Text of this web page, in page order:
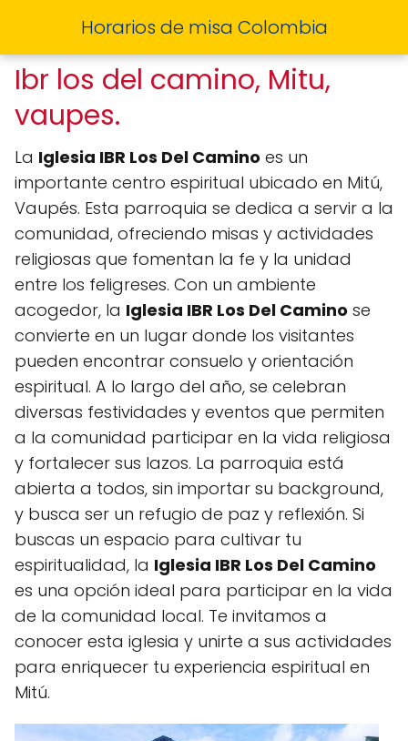
Horarios de misa Colombia
Ibr los del camino, Mitu,
vaupes.
La Iglesia IBR Los Del Camino es un
importante centro espiritual ubicado en Mitú,
Vaupés. Esta parroquia se dedica a servir a la
comunidad, ofreciendo misas y actividades
religiosas que fomentan la fe y la unidad
entre los feligreses. Con un ambiente
acogedor, la Iglesia IBR Los Del Camino se
convierte en un lugar donde los visitantes
pueden encontrar consuelo y orientación
espiritual. A lo largo del año, se celebran
diversas festividades y eventos que permiten
a la comunidad participar en la vida religiosa
y fortalecer sus lazos. La parroquia está
abierta a todos, sin importar su background,
y busca ser un refugio de paz y reflexión. Si
buscas un espacio para cultivar tu
espiritualidad, la Iglesia IBR Los Del Camino
es una opción ideal para participar en la vida
de la comunidad local. Te invitamos a
conocer esta iglesia y unirte a sus actividades
para enriquecer tu experiencia espiritual en
Mitú.